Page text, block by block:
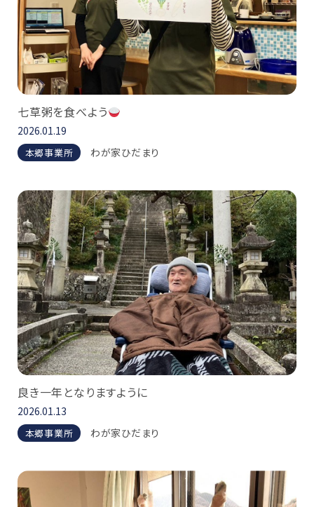
七草粥を食べよう
2026.01.19
本郷事業所 わが家ひだまり
良き一年となりますように
2026.01.13
本郷事業所 わが家ひだまり